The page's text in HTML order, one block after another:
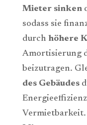
Mieter sinken
sodass sie
durch höhere
Amortisierung
beizutragen.
des Gebäudes
Vermietbarkeit.